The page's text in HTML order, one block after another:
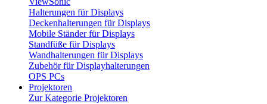
Halterungen für Displays
Deckenhalterungen für Displays
Mobile Ständer für Displays
Standfüße für Displays
Wandhalterungen für Displays
Zubehör für Displayhalterungen
OPS PCs
Projektoren
Zur Kategorie Projektoren